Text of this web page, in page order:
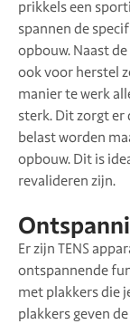
prikkels een
spannen de
opbouw. Naast
ook voor herstel
manier te werk
sterk. Dit zorgt er
belast worden
opbouw. Dit is
revalideren zijn.
Er zijn TENS
ontspannende
met plakkers die
plakkers geven